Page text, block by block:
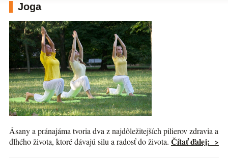
Joga
Ásany a pránajáma tvoria dva z najdôležitejších pilierov zdravia a
dlhého života, ktoré dávajú silu a radosť do života. Čítať ďalej: >